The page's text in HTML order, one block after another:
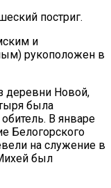
постриг.
и
рукоположен в
деревни Новой,
была
В январе
Белогорского
на служение в
был